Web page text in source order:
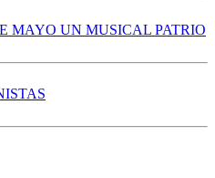
MAYO UN MUSICAL PATRIO